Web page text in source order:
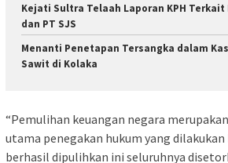
Kejati Sultra Telaah Laporan KPH Terkait
dan PT SJS
Menanti Penetapan Tersangka dalam
Sawit di Kolaka
“Pemulihan keuangan negara
utama penegakan hukum yang dilakukan
berhasil dipulihkan ini seluruhnya